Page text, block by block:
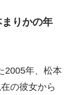
りかの年
2005年、松本
の彼女から